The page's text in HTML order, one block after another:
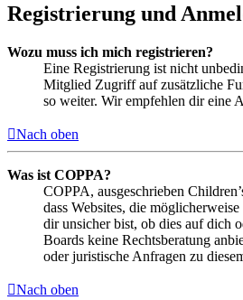
Registrierung und
Wozu muss ich mich registrieren?
Eine Registrierung ist nicht
Mitglied Zugriff auf zusätzliche
so weiter. Wir empfehlen dir eine
Nach oben
Was ist COPPA?
COPPA, ausgeschrieben
dass Websites, die
dir unsicher bist, ob dies auf dich
Boards keine Rechtsberatung
oder juristische Anfragen zu
Nach oben